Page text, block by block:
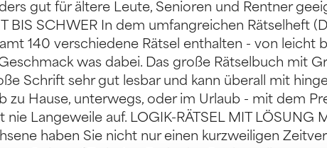
gut für ältere Leute, Senioren und Rentner
BIS SCHWER In dem umfangreichen Rätselheft
140 verschiedene Rätsel enthalten - von leicht
was dabei. Das große Rätselbuch mit
Schrift sehr gut lesbar und kann überall mit
zu Hause, unterwegs, oder im Urlaub - mit dem
nie Langeweile auf. LOGIK-RÄTSEL MIT LÖSUNG
haben Sie nicht nur einen kurzweiligen